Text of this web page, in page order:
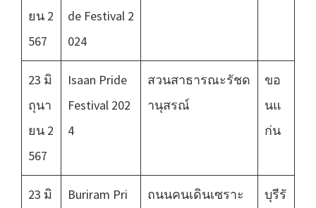
ยน 2
567
de Festival 2
024
23 มิ
ถุนา
ยน 2
567
Isaan Pride
Festival 202
4
สวนสาธารณะรัชด
านุสรณ์
ขอ
นแ
ก่น
23 มิ
Buriram Pri
ถนนคนเดิน​เซราะ​
บุรีรั